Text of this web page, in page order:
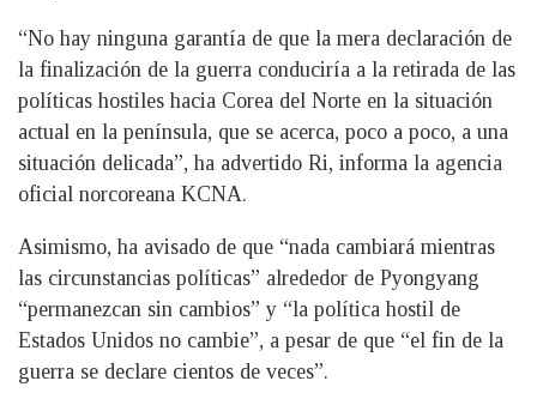
“No hay ninguna garantía de que la mera declaración de
la finalización de la guerra conduciría a la retirada de las
políticas hostiles hacia Corea del Norte en la situación
actual en la península, que se acerca, poco a poco, a una
situación delicada”, ha advertido Ri, informa la agencia
oficial norcoreana KCNA.
Asimismo, ha avisado de que “nada cambiará mientras
las circunstancias políticas” alrededor de Pyongyang
“permanezcan sin cambios” y “la política hostil de
Estados Unidos no cambie”, a pesar de que “el fin de la
guerra se declare cientos de veces”.